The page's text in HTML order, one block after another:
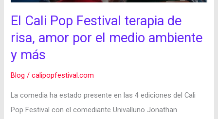
El Cali Pop Festival terapia de
risa, amor por el medio ambiente
y más
Blog /calipopfestival.com
La comedia ha estado presente en las 4 ediciones del Cali
Pop Festival con el comediante Univalluno Jonathan
ambiente
y
más